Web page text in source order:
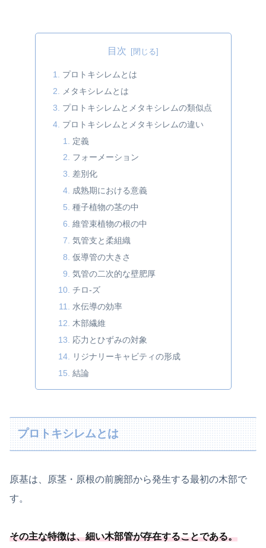
目次
プロトキシレムとは
メタキシレムとは
プロトキシレムとメタキシレムの類似点
プロトキシレムとメタキシレムの違い
定義
フォーメーション
差別化
成熟期における意義
種子植物の茎の中
維管束植物の根の中
気管支と柔組織
仮導管の大きさ
気管の二次的な壁肥厚
チロ-ズ
水伝導の効率
木部繊維
応力とひずみの対象
リジナリーキャビティの形成
結論
プロトキシレムとは
原基は、原茎・原根の前腕部から発生する最初の木部で
す。
その主な特徴は、細い木部管が存在することである。